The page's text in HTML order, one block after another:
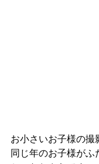
お小さいお子様の撮
同じ年のお子様がふ